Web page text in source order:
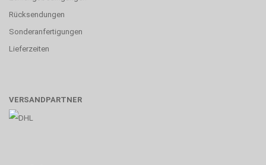
Rücksendungen
Sonderanfertigungen
Lieferzeiten
VERSANDPARTNER